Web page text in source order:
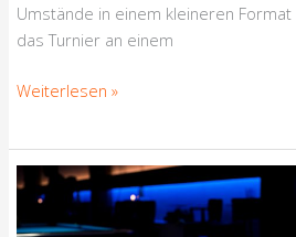
Umstände in einem kleineren
das Turnier an einem
Weiterlesen »
Saisonstart
2021/22